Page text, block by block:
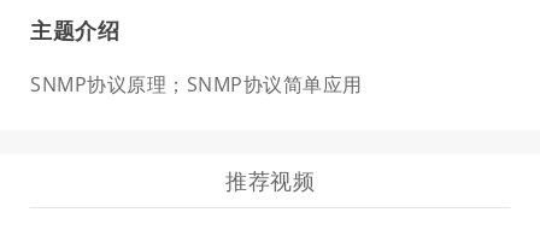
主题介绍
SNMP协议原理；SNMP协议简单应用
推荐视频